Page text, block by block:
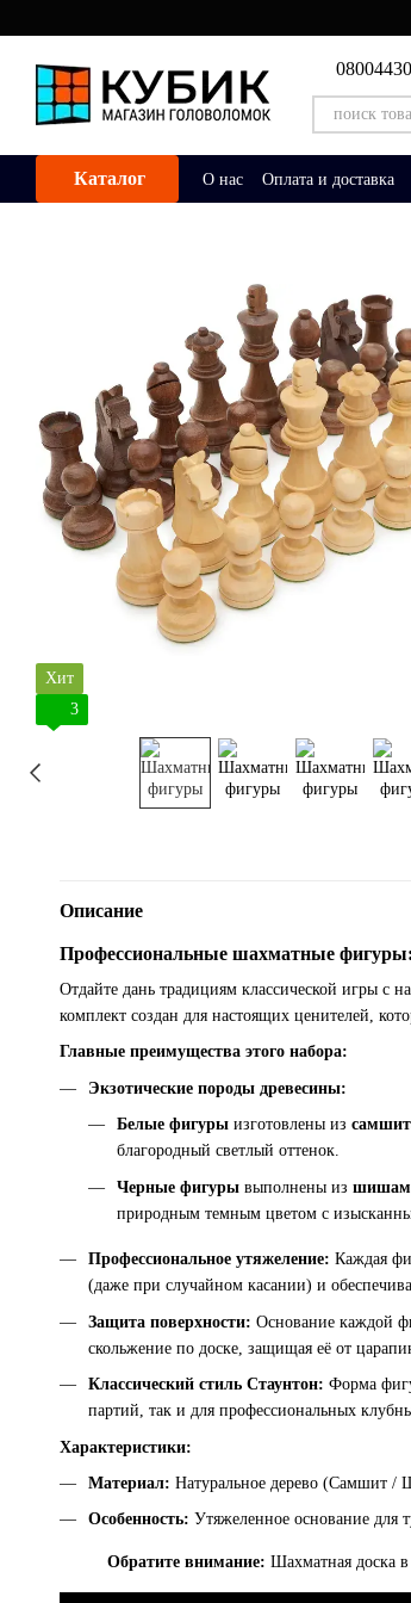
Каталог О нас Оплата и доставка
Хит
3
Описание
Профессиональные шахматные
Отдайте дань традициям классической игры с
комплект создан для настоящих ценителей,
Главные преимущества этого набора:
Экзотические породы древесины:
Белые фигуры изготовлены из
благородный светлый оттенок.
Черные фигуры выполнены из
природным темным цветом с
Профессиональное утяжеление: Каждая
(даже при случайном касании) и
Защита поверхности: Основание каждой
скольжение по доске, защищая её от
Классический стиль Стаунтон: Форма
партий, так и для профессиональных
Характеристики:
Материал: Натуральное дерево (Самшит /
Особенность: Утяжеленное основание для
Обратите внимание: Шахматная доска